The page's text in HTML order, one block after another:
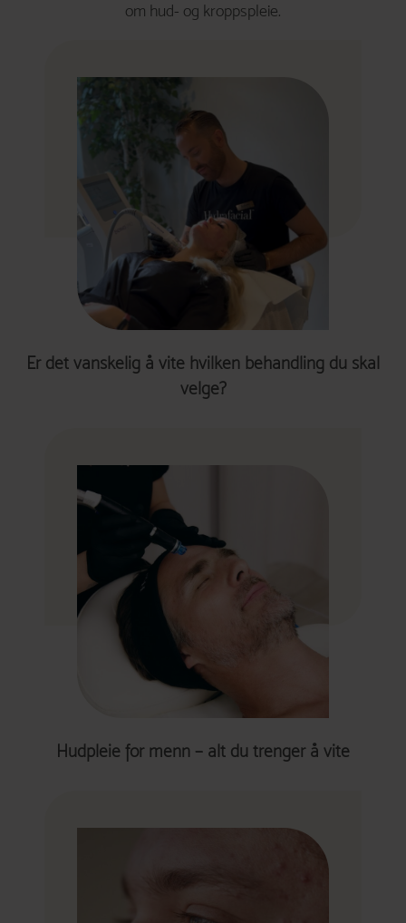
om hud- og kroppspleie.
Er det vanskelig å vite hvilken behandling du skal
velge?
Hudpleie for menn – alt du trenger å vite